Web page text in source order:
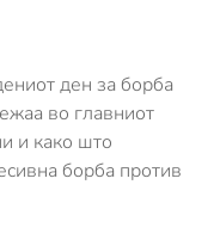
ден за борба
во главниот
и како што
борба против